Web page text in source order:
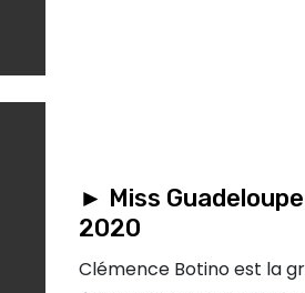
► Miss
2020
Clémence Botino est la